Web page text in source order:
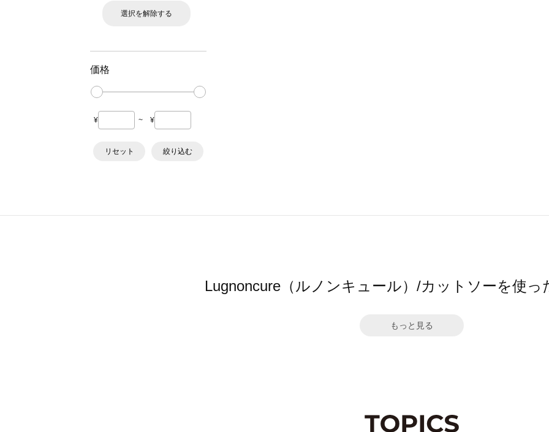
選択を解除する
価格
¥ ~ ¥
リセット 絞り込む
Lugnoncure（ルノンキュール）/カットソーを使っ
もっと見る